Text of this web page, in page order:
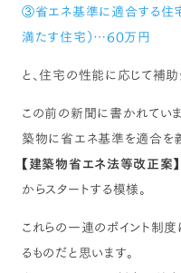
③省エネ基準に適合する住
満たす住宅）…60万円
と、住宅の性能に応じて補
この前の新聞に書かれてい
築物に省エネ基準を適合を
【建築物省エネ法等改正案
からスタートする模様。
これらの一連のポイント制
るものだと思います。